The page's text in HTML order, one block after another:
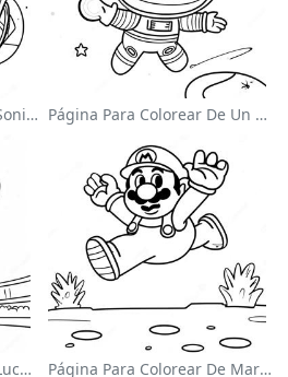
Página Para Colorear De Sonic El Velocista Página Para Colorear De Un Astronauta Lindo Flotando En El Espacio
Página Para Colorear De Luchador De Wwe Saltando Sobre Oponente Página Para Colorear De Mario Saltando Sobre Goombas